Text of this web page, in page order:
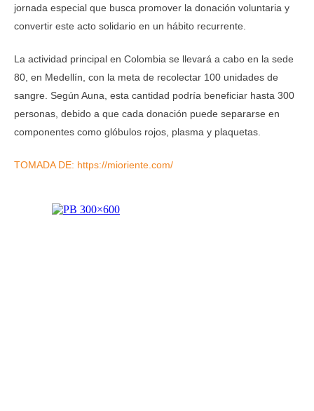
jornada especial que busca promover la donación voluntaria y
convertir este acto solidario en un hábito recurrente.
La actividad principal en Colombia se llevará a cabo en la sede
80, en Medellín, con la meta de recolectar 100 unidades de
sangre. Según Auna, esta cantidad podría beneficiar hasta 300
personas, debido a que cada donación puede separarse en
componentes como glóbulos rojos, plasma y plaquetas.
TOMADA DE: https://mioriente.com/